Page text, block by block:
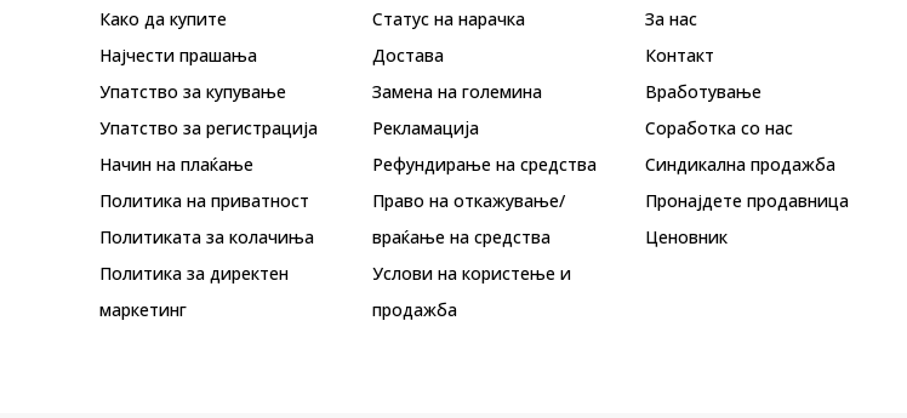
Како да купите
Најчести прашања
Упатство за купување
Упатство за регистрација
Начин на плаќање
Политика на приватност
Политиката за колачиња
Политика за директен
маркетинг
Статус на нарачка
Достава
Замена на големина
Рекламациja
Рефундирање на средства
Право на откажување/
враќање на средства
Услови на користење и
продажба
За нас
Контакт
Вработување
Соработка со нас
Синдикална продажба
Пронајдете продавница
Ценовник